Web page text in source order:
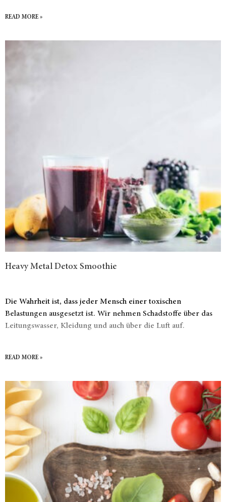
READ MORE »
Heavy Metal Detox Smoothie
Die Wahrheit ist, dass jeder Mensch einer toxischen
Belastungen ausgesetzt ist. Wir nehmen Schadstoffe über das
Leitungswasser, Kleidung und auch über die Luft auf.
READ MORE »